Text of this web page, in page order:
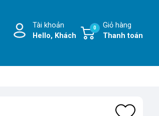
Tài khoản
Hello, Khách
Giỏ hàng
Thanh toán
0